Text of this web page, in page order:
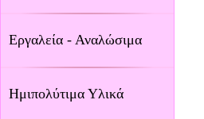
Εργαλεία - Αναλώσιμα
Ημιπολύτιμα Υλικά